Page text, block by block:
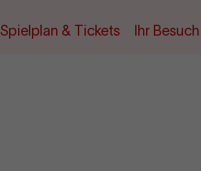
Spielplan & Tickets Ihr Besuch